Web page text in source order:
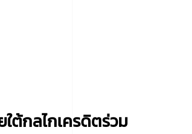
ต้กลไกเครดิตร่วม